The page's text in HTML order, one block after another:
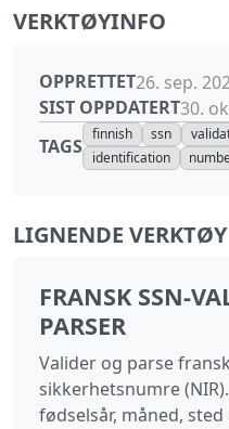
VERKTØYINFO
OPPRETTET26. sep.
SIST OPPDATERT30.
TAGS
finnish ssn
identification
LIGNENDE VERKTØY
FRANSK SSN-
PARSER
Valider og parse
sikkerhetsnumre
fødselsår, måned,